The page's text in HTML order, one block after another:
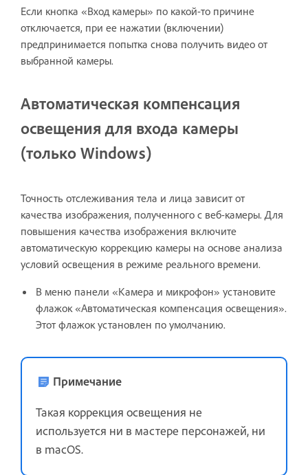
Если кнопка «Вход камеры» по какой-то причине
отключается, при ее нажатии (включении)
предпринимается попытка снова получить видео от
выбранной камеры.
Автоматическая компенсация
освещения для входа камеры
(только Windows)
Точность отслеживания тела и лица зависит от
качества изображения, полученного с веб-камеры. Для
повышения качества изображения включите
автоматическую коррекцию камеры на основе анализа
условий освещения в режиме реального времени.
В меню панели «Камера и микрофон» установите
флажок «Автоматическая компенсация освещения».
Этот флажок установлен по умолчанию.
Примечание
Такая коррекция освещения не
используется ни в мастере персонажей, ни
в macOS.